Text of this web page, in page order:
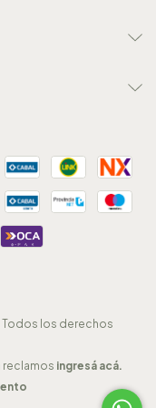
Todos los derechos
reclamos ingresá acá.